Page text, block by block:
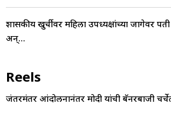
शासकीय खुर्चीवर महिला उपध्यक्षांच्या जागेवर
अन्...
Reels
जंतरमंतर आंदोलनानंतर मोदी यांची बॅनरबाजी